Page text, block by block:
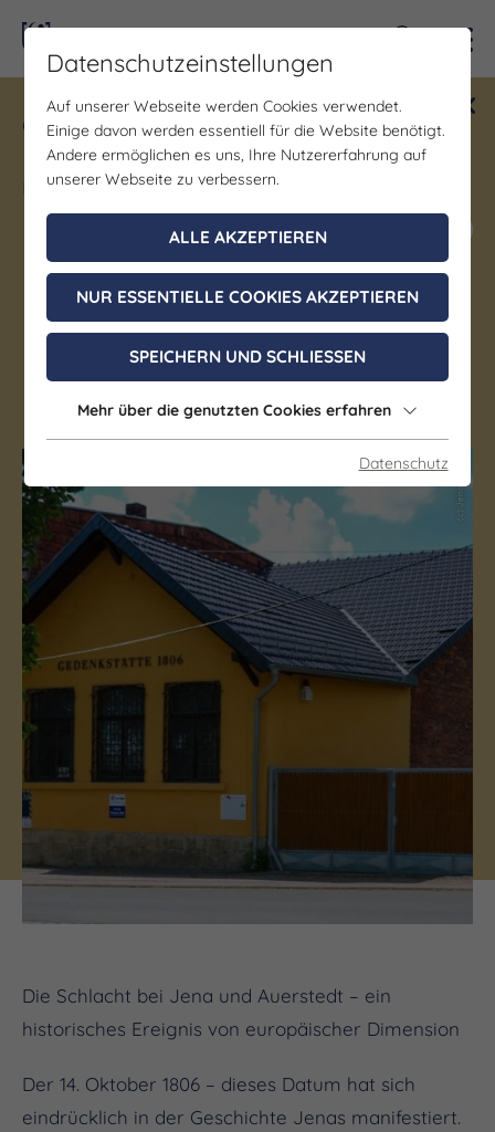
Gewinne ein Blind Date mit Saale-
Unstrut! Teilnahme vom 1.7. - 18.12.
möglich.
Jetzt mitmachen
Museum 1806
Jena OT Cospeda
(c) JenaKultur
Die Schlacht bei Jena und Auerstedt – ein
historisches Ereignis von europäischer Dimension
Der 14. Oktober 1806 – dieses Datum hat sich
eindrücklich in der Geschichte Jenas manifestiert.
Datenschutzeinstellungen
Auf unserer Webseite werden Cookies verwendet.
Einige davon werden essentiell für die Website benötigt.
Andere ermöglichen es uns, Ihre Nutzererfahrung auf
unserer Webseite zu verbessern.
ALLE AKZEPTIEREN
NUR ESSENTIELLE COOKIES AKZEPTIEREN
SPEICHERN UND SCHLIESSEN
Mehr über die genutzten Cookies erfahren
Datenschutz